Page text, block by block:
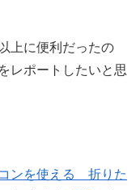
上に便利だったの
レポートしたいと思
ンを使える 折りた